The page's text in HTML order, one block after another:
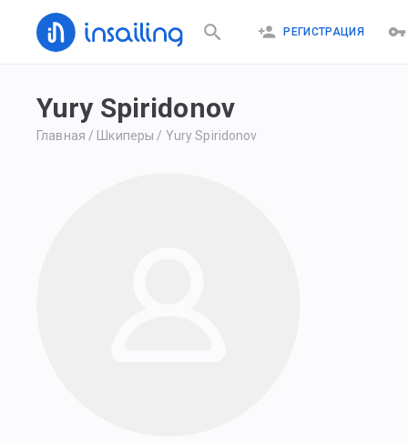
РЕГИСТРАЦИЯ
Yury Spiridonov
Главная / Шкиперы / Yury Spiridonov